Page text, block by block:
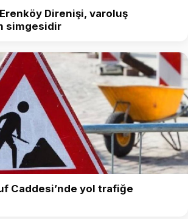
Direnişi, varoluş
simgesidir
Caddesi’nde yol trafiğe